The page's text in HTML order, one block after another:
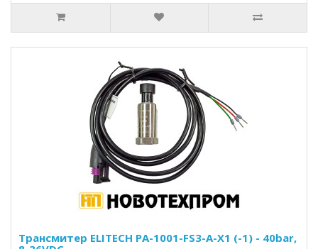
Трансмитер ELITECH PA-1001-FS3-A-X1 (-1) - 40bar,